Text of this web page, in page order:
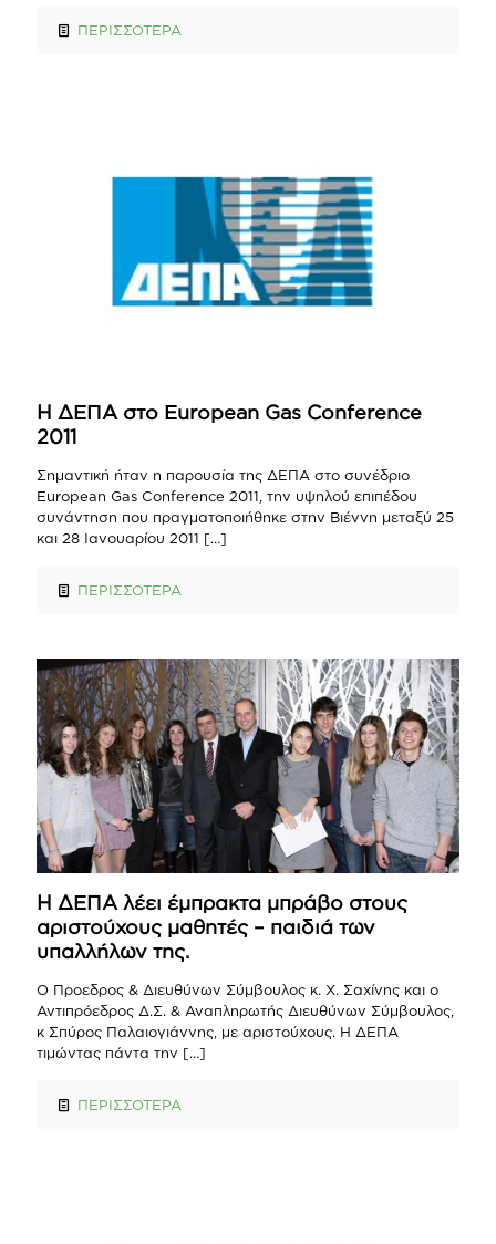
ΠΕΡΙΣΣΟΤΕΡΑ
Η ΔΕΠΑ στο European Gas Conference
2011
Σημαντική ήταν η παρουσία της ΔΕΠΑ στο συνέδριο
European Gas Conference 2011, την υψηλού επιπέδου
συνάντηση που πραγματοποιήθηκε στην Βιέννη μεταξύ 25
και 28 Ιανουαρίου 2011 […]
ΠΕΡΙΣΣΟΤΕΡΑ
Η ΔΕΠΑ λέει έμπρακτα μπράβο στους
αριστούχους μαθητές – παιδιά των
υπαλλήλων της.
Ο Προεδρος & Διευθύνων Σύμβουλος κ. Χ. Σαχίνης και ο
Αντιπρόεδρος Δ.Σ. & Αναπληρωτής Διευθύνων Σύμβουλος,
κ Σπύρος Παλαιογιάννης, με αριστούχους. Η ΔΕΠΑ
τιμώντας πάντα την […]
ΠΕΡΙΣΣΟΤΕΡΑ